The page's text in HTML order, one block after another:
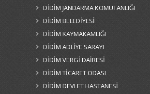
DİDİM JANDARMA KOMUTANLIĞI
DİDİM BELEDİYESİ
DİDİM KAYMAKAMLIĞI
DİDİM ADLİYE SARAYI
DİDİM VERGİ DAİRESİ
DİDİM TİCARET ODASI
DİDİM DEVLET HASTANESİ